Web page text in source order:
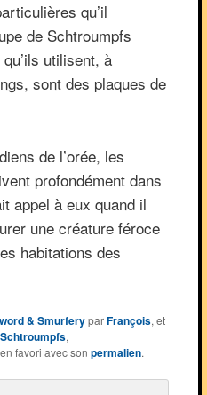
qu’il
de Schtroumpfs
utilisent, à
sont des plaques de
de l’orée, les
profondément dans
appel à eux quand il
une créature féroce
habitations des
& SmurferyparFrançois, et
Schtroumpfs,
favori avec son permalien.